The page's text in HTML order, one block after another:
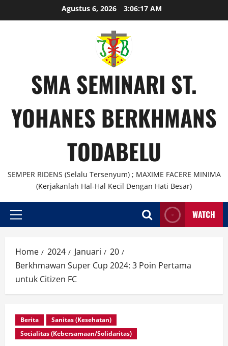
Agustus 6, 2026 3:06:18 AM
SMA SEMINARI ST.
YOHANES BERKHMANS
TODABELU
SEMPER RIDENS (Selalu Tersenyum) ; MAXIME FACERE MINIMA
(Kerjakanlah Hal-Hal Kecil Dengan Hati Besar)
WATCH
Home 2024 Januari
20
Berkhmawan Super Cup 2024: 3 Poin Pertama
untuk Citizen FC
Berita
Sanitas (Kesehatan)
Socialitas (Kebersamaan/Solidaritas)